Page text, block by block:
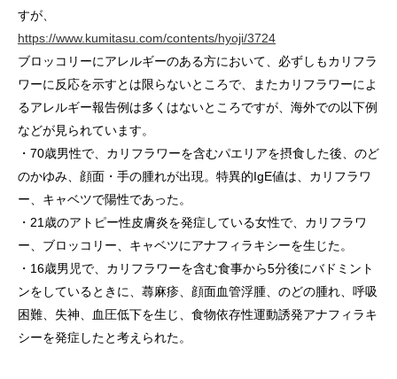
すが、
https://www.kumitasu.com/contents/hyoji/3724
ブロッコリーにアレルギーのある方において、必ずしもカリフラ
ワーに反応を示すとは限らないところで、またカリフラワーによ
るアレルギー報告例は多くはないところですが、海外での以下例
などが見られています。
・70歳男性で、カリフラワーを含むパエリアを摂食した後、のど
のかゆみ、顔面・手の腫れが出現。特異的IgE値は、カリフラワ
ー、キャベツで陽性であった。
・21歳のアトピー性皮膚炎を発症している女性で、カリフラワ
ー、ブロッコリー、キャベツにアナフィラキシーを生じた。
・16歳男児で、カリフラワーを含む食事から5分後にバドミント
ンをしているときに、蕁麻疹、顔面血管浮腫、のどの腫れ、呼吸
困難、失神、血圧低下を生じ、食物依存性運動誘発アナフィラキ
シーを発症したと考えられた。